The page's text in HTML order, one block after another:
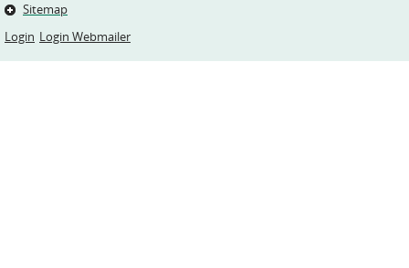
Sitemap
Login Login Webmailer